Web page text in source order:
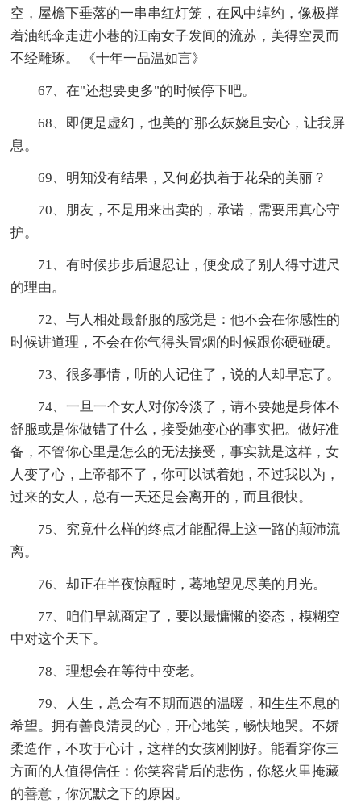
空，屋檐下垂落的一串串红灯笼，在风中绰约，像极撑
着油纸伞走进小巷的江南女子发间的流苏，美得空灵而
不经雕琢。 《十年一品温如言》
67、在"还想要更多"的时候停下吧。
68、即便是虚幻，也美的`那么妖娆且安心，让我屏
息。
69、明知没有结果，又何必执着于花朵的美丽？
70、朋友，不是用来出卖的，承诺，需要用真心守
护。
71、有时候步步后退忍让，便变成了别人得寸进尺
的理由。
72、与人相处最舒服的感觉是：他不会在你感性的
时候讲道理，不会在你气得头冒烟的时候跟你硬碰硬。
73、很多事情，听的人记住了，说的人却早忘了。
74、一旦一个女人对你冷淡了，请不要她是身体不
舒服或是你做错了什么，接受她变心的事实把。做好准
备，不管你心里是怎么的无法接受，事实就是这样，女
人变了心，上帝都不了，你可以试着她，不过我以为，
过来的女人，总有一天还是会离开的，而且很快。
75、究竟什么样的终点才能配得上这一路的颠沛流
离。
76、却正在半夜惊醒时，蓦地望见尽美的月光。
77、咱们早就商定了，要以最慵懒的姿态，模糊空
中对这个天下。
78、理想会在等待中变老。
79、人生，总会有不期而遇的温暖，和生生不息的
希望。拥有善良清灵的心，开心地笑，畅快地哭。不娇
柔造作，不攻于心计，这样的女孩刚刚好。能看穿你三
方面的人值得信任：你笑容背后的悲伤，你怒火里掩藏
的善意，你沉默之下的原因。